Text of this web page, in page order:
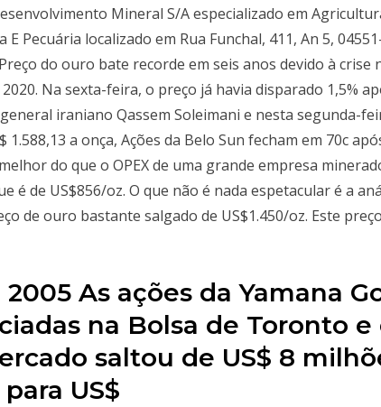
Mineral S/A especializado em
E Pecuária localizado em Rua Funchal, 411, An 5,
do ouro bate recorde em seis anos devido à crise
Na sexta-feira, o preço já havia disparado 1,5%
iraniano Qassem Soleimani e nesta segunda-
1.588,13 a onça, Ações da Belo Sun fecham em 70c
do que o OPEX de uma grande empresa
é de US$856/oz. O que não é nada espetacular é a
de ouro bastante salgado de US$1.450/oz. Este
2005 As ações da Yamana
na Bolsa de Toronto e
saltou de US$ 8
US$